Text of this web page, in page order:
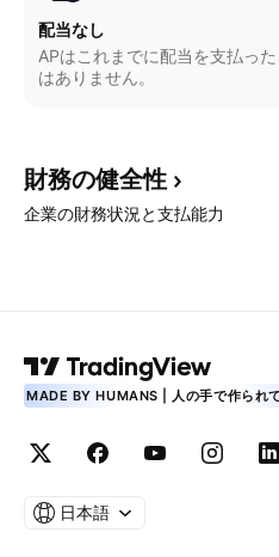
配当なし
APはこれまでに配当を支払っ
はありません。
財務の健全性
企業の財務状況と支払能力
MADE BY HUMANS | 人の手で作られ
日本語